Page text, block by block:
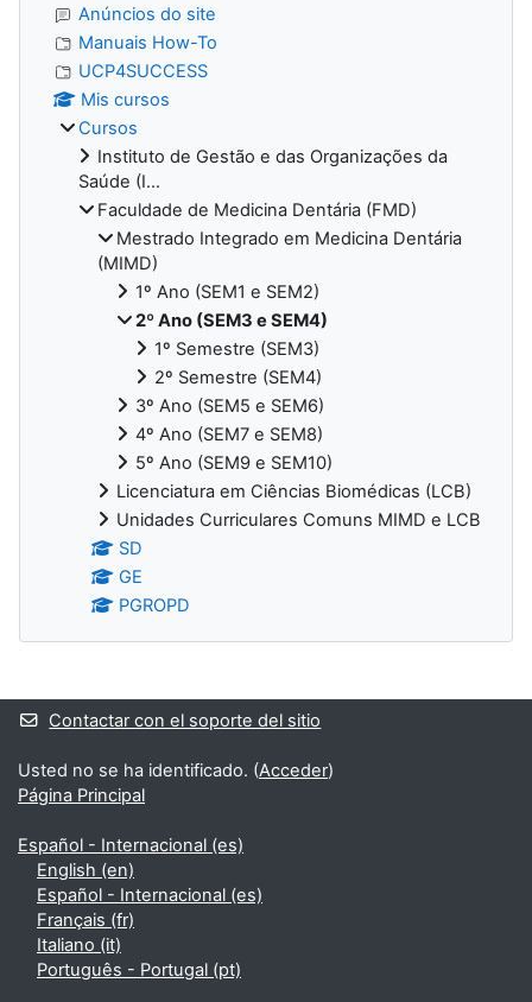
Anúncios do site
Manuais How-To
UCP4SUCCESS
Mis cursos
Cursos
Instituto de Gestão e das Organizações da
Saúde (I...
Faculdade de Medicina Dentária (FMD)
Mestrado Integrado em Medicina Dentária
(MIMD)
1º Ano (SEM1 e SEM2)
2º Ano (SEM3 e SEM4)
1º Semestre (SEM3)
2º Semestre (SEM4)
3º Ano (SEM5 e SEM6)
4º Ano (SEM7 e SEM8)
5º Ano (SEM9 e SEM10)
Licenciatura em Ciências Biomédicas (LCB)
Unidades Curriculares Comuns MIMD e LCB
SD
GE
PGROPD
Bloques suplementarios
Contactar con el soporte del sitio
Usted no se ha identificado. (Acceder)
Página Principal
Español - Internacional ‎(es)‎
English ‎(en)‎
Español - Internacional ‎(es)‎
Français ‎(fr)‎
Italiano ‎(it)‎
Português - Portugal ‎(pt)‎